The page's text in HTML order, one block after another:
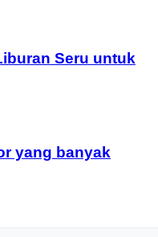
Seru untuk
yang banyak